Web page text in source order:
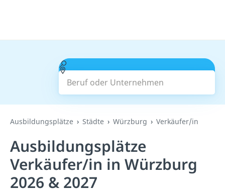
Beruf oder Unternehmen
Suchen
Ausbildungsplätze Städte Würzburg Verkäufer/in
Ausbildungsplätze
Verkäufer/in in Würzburg
2026 & 2027